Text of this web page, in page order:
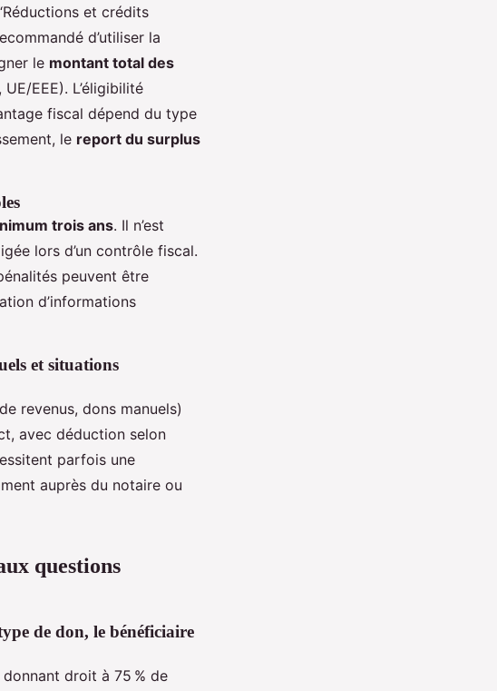
et crédits
d’utiliser la
le montant total des
EEE). L’éligibilité
fiscal dépend du type
le report du surplus
trois ans. Il n’est
lors d’un contrôle fiscal.
peuvent être
d’informations
et situations
revenus, dons manuels)
avec déduction selon
parfois une
auprès du notaire ou
questions
de don, le bénéficiaire
droit à 75 % de